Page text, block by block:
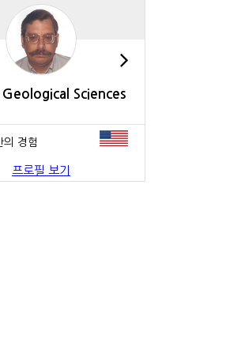
Geological Sciences
의 경험
프로필 보기